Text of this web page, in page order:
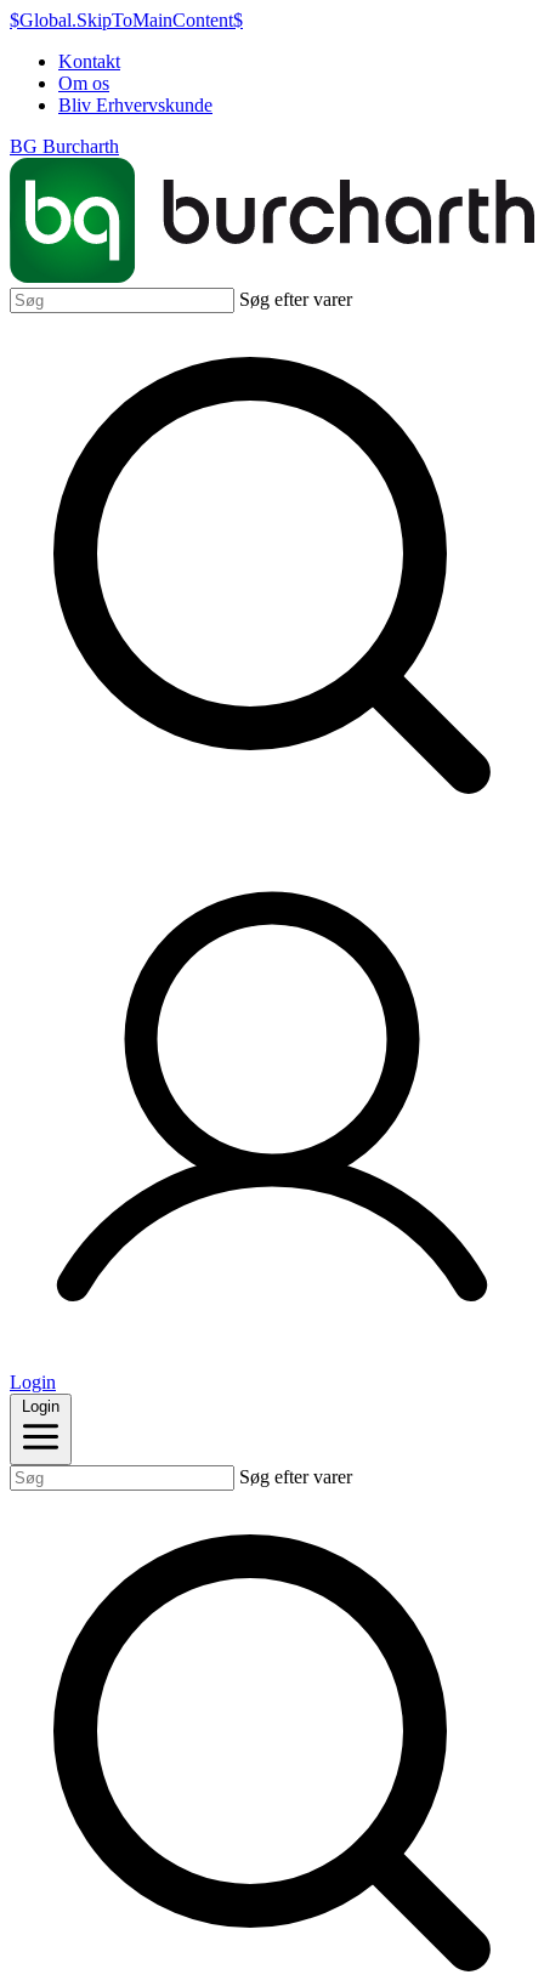
$Global.SkipToMainContent$
Kontakt
Om os
Bliv Erhvervskunde
BG Burcharth
Søg efter varer
Login
Login
Søg efter varer